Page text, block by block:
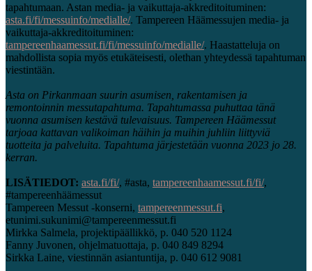
tapahtumaan. Astan media- ja vaikuttaja-akkreditoituminen:
asta.fi/fi/messuinfo/medialle/. Tampereen Häämessujen media- ja
vaikuttaja-akkreditoituminen:
tampereenhaamessut.fi/fi/messuinfo/medialle/. Haastatteluja on
mahdollista sopia myös etukäteisesti, olethan yhteydessä tapahtuman
viestintään.
Asta on Pirkanmaan suurin asumisen, rakentamisen ja
remontoinnin messutapahtuma. Tapahtumassa puhuttaa tänä
vuonna asumisen kestävä tulevaisuus. Tampereen Häämessut
tarjoaa kattavan valikoiman häihin ja muihin juhliin liittyviä
tuotteita ja palveluita. Tapahtuma järjestetään vuonna 2023 jo 28.
kerran.
LISÄTIEDOT: asta.fi/fi/, #asta, tampereenhaamessut.fi/fi/,
#tampereenhäämessut
Tampereen Messut -konserni, tampereenmessut.fi,
etunimi.sukunimi@tampereenmessut.fi
Mirkka Salmela, projektipäällikkö, p. 040 520 1124
Fanny Juvonen, ohjelmatuottaja, p. 040 849 8294
Sirkka Laine, viestinnän asiantuntija, p. 040 612 9081